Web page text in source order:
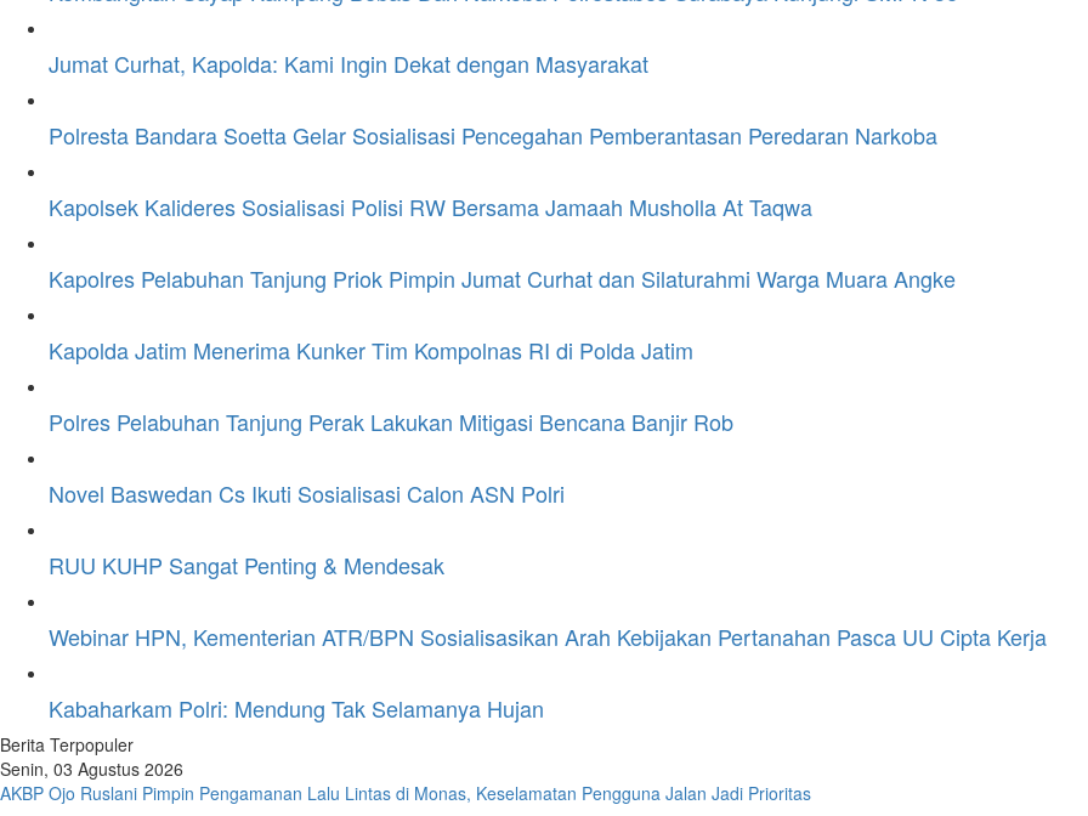
Jumat Curhat, Kapolda: Kami Ingin Dekat dengan Masyarakat
Polresta Bandara Soetta Gelar Sosialisasi Pencegahan Pemberantasan Peredaran Narkoba
Kapolsek Kalideres Sosialisasi Polisi RW Bersama Jamaah Musholla At Taqwa
Kapolres Pelabuhan Tanjung Priok Pimpin Jumat Curhat dan Silaturahmi Warga Muara Angke
Kapolda Jatim Menerima Kunker Tim Kompolnas RI di Polda Jatim
Polres Pelabuhan Tanjung Perak Lakukan Mitigasi Bencana Banjir Rob
Novel Baswedan Cs Ikuti Sosialisasi Calon ASN Polri
RUU KUHP Sangat Penting & Mendesak
Webinar HPN, Kementerian ATR/BPN Sosialisasikan Arah Kebijakan Pertanahan Pasca UU Cipta Kerja
Kabaharkam Polri: Mendung Tak Selamanya Hujan
Berita Terpopuler
Senin, 03 Agustus 2026
AKBP Ojo Ruslani Pimpin Pengamanan Lalu Lintas di Monas, Keselamatan Pengguna Jalan Jadi Prioritas